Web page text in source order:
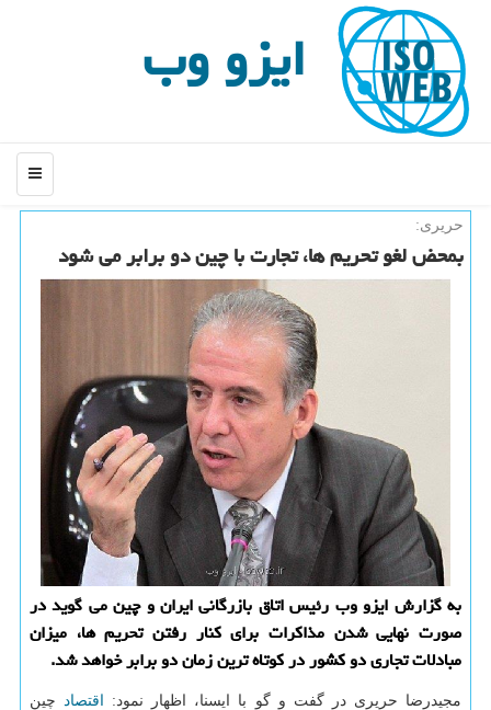
ایزو وب
منو
حریری:
بمحض لغو تحریم ها، تجارت با چین دو برابر می شود
به گزارش ایزو وب رئیس اتاق بازرگانی ایران و چین می گوید در
صورت نهایی شدن مذاکرات برای کنار رفتن تحریم ها، میزان
مبادلات تجاری دو کشور در کوتاه ترین زمان دو برابر خواهد شد.
مجیدرضا حریری در گفت و گو با ایسنا، اظهار نمود: اقتصاد
چین